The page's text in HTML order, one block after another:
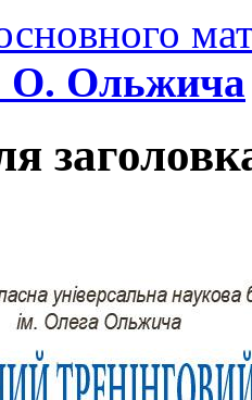
Ольжича